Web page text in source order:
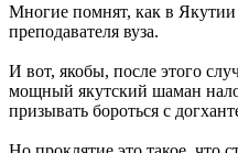
Многие помнят, как в
преподавателя вуза.
И вот, якобы, после этого
мощный якутский шаман
призывать бороться с